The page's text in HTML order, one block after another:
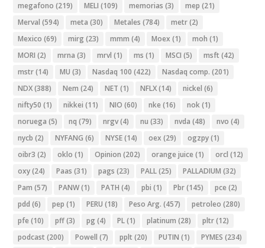
megafono (219) MELI (109) memorias (3) mep (21)
Merval (594) meta (30) Metales (784) metr(2)
Mexico (69) mirg (23) mmm (4) Moex (1) moh (1)
MORI (2) mrna (3) mrvl (1) ms (1) MSCI (5) msft (42)
mstr(14) MU (3) Nasdaq 100 (422) Nasdaq comp. (201)
NDX(388) Nem (24) NET (1) NFLX(14) nickel (6)
nifty50 (1) nikkei (11) NIO (60) nke (16) nok(1)
noruega (5) nq (79) nrgv(4) nu (33) nvda (48) nvo (4)
nycb (2) NYFANG (6) NYSE(14) oex (29) ogzpy(1)
oibr3 (2) oklo (1) Opinion (202) orange juice (1) orcl (12)
oxy(24) Paas (31) pags (23) PALL(25) PALLADIUM (32)
Pam (57) PANW(1) PATH (4) pbi (1) Pbr(145) pce (2)
pdd (6) pep (1) PERU (18) Peso Arg. (457) petroleo (280)
pfe (10) pff(3) pg (4) PL(1) platinum (28) pltr(12)
podcast (200) Powell (7) pplt (20) PUTIN (1) PYMES (234)